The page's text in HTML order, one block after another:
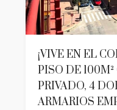
¡VIVE EN EL
PISO DE
PRIVADO, 4
ARMARIOS